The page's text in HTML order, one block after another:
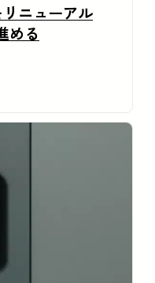
ニューアル
める